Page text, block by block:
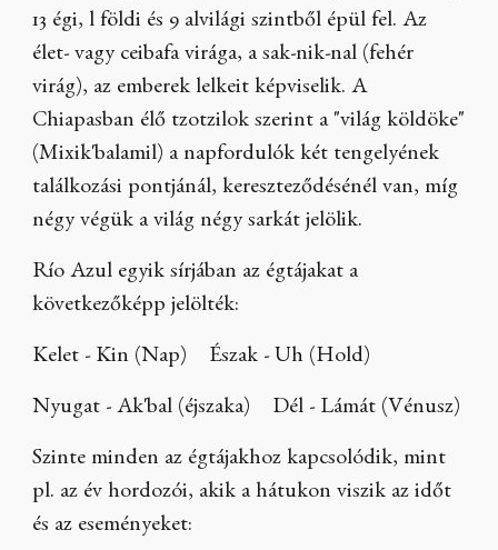
13 égi, l földi és 9 alvilági szintből épül fel. Az
élet- vagy ceibafa virága, a sak-nik-nal (fehér
virág), az emberek lelkeit képviselik. A
Chiapasban élő tzotzilok szerint a "világ köldöke"
(Mixik'balamil) a napfordulók két tengelyének
találkozási pontjánál, kereszteződésénél van, míg
négy végük a világ négy sarkát jelölik.
Río Azul egyik sírjában az égtájakat a
következőképp jelölték:
Kelet - Kin (Nap) Észak - Uh (Hold)
Nyugat - Ak'bal (éjszaka) Dél - Lámát (Vénusz)
Szinte minden az égtájakhoz kapcsolódik, mint
pl. az év hordozói, akik a hátukon viszik az időt
és az eseményeket: